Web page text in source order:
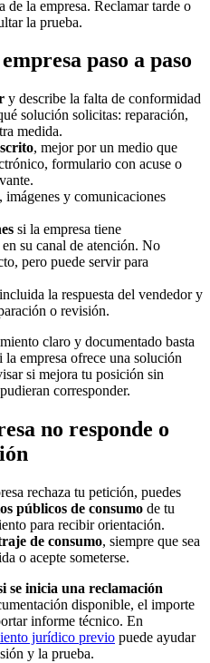
de la empresa. Reclamar tarde o
la prueba.
paso a paso
y describe la falta de conformidad
solución solicitas: reparación,
medida.
, mejor por un medio que
formulario con acuse o
imágenes y comunicaciones
si la empresa tiene
su canal de atención. No
pero puede servir para
la respuesta del vendedor y
o revisión.
claro y documentado basta
empresa ofrece una solución
si mejora tu posición sin
corresponder.
no responde o
rechaza tu petición, puedes
públicos de consumo de tu
para recibir orientación.
de consumo, siempre que sea
o acepte someterse.
se inicia una reclamación
disponible, el importe
informe técnico. En
jurídico previo puede ayudar
y la prueba.